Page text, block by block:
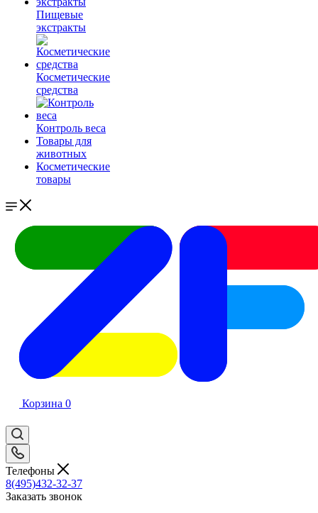
Пищевые
экстракты
Косметические
средства
Контроль веса
Товары для
животных
Косметические
товары
Корзина 0
Телефоны
8(495)432-32-37
Заказать звонок